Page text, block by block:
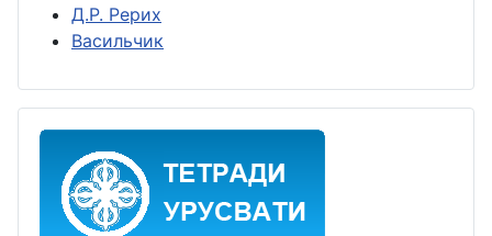
Д.Р. Рерих
Васильчик